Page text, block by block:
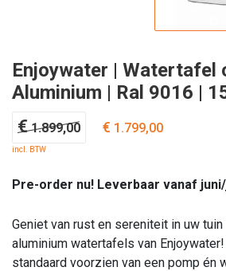
Enjoywater | Watertafel
Aluminium | Ral 9016 |
€1.899,00
Oorspronkelijke
€ 1.899,00.
€ 1.799,00
€ 1.799,00.
incl. BTW
Pre-order nu! Leverbaar vanaf
Geniet van rust en sereniteit in uw
aluminium watertafels van
standaard voorzien van een pomp én